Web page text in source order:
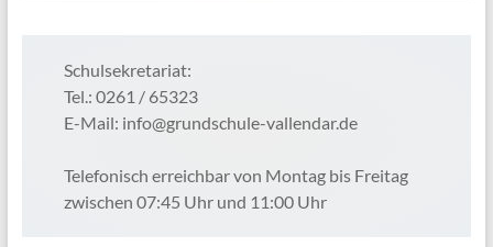
Schulsekretariat:
Tel.: 0261 / 65323
E-Mail: info@grundschule-vallendar.de
Telefonisch erreichbar von Montag bis Freitag
zwischen 07:45 Uhr und 11:00 Uhr